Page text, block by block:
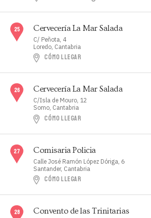
Cervecería La Mar Salada
C/ Peñota, 4
Loredo, Cantabria
CÓMO LLEGAR
Cervecería La Mar Salada
C/Isla de Mouro, 12
Somo, Cantabria
CÓMO LLEGAR
Comisaria Policia
Calle José Ramón López Dóriga, 6
Santander, Cantabria
CÓMO LLEGAR
Convento de las Trinitarias